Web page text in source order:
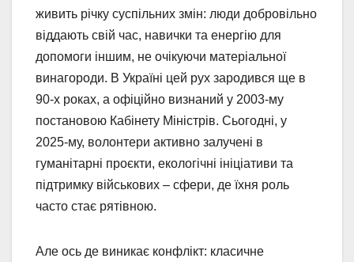
живить річку суспільних змін: люди добровільно
віддають свій час, навички та енергію для
допомоги іншим, не очікуючи матеріальної
винагороди. В Україні цей рух зародився ще в
90-х роках, а офіційно визнаний у 2003-му
постановою Кабінету Міністрів. Сьогодні, у
2025-му, волонтери активно залучені в
гуманітарні проєкти, екологічні ініціативи та
підтримку військових – сфери, де їхня роль
часто стає рятівною.
Але ось де виникає конфлікт: класичне